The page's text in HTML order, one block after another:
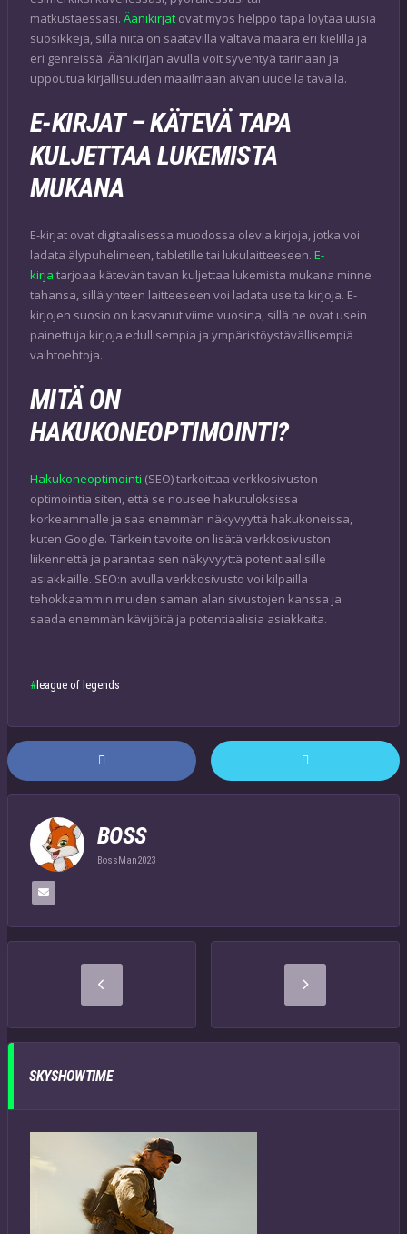
matkustaessasi. Äänikirjat ovat myös helppo tapa löytää uusia
suosikkeja, sillä niitä on saatavilla valtava määrä eri kielillä ja
eri genreissä. Äänikirjan avulla voit syventyä tarinaan ja
uppoutua kirjallisuuden maailmaan aivan uudella tavalla.
E-KIRJAT – KÄTEVÄ TAPA
KULJETTAA LUKEMISTA
MUKANA
E-kirjat ovat digitaalisessa muodossa olevia kirjoja, jotka voi
ladata älypuhelimeen, tabletille tai lukulaitteeseen. E-
kirja tarjoaa kätevän tavan kuljettaa lukemista mukana minne
tahansa, sillä yhteen laitteeseen voi ladata useita kirjoja. E-
kirjojen suosio on kasvanut viime vuosina, sillä ne ovat usein
painettuja kirjoja edullisempia ja ympäristöystävällisempiä
vaihtoehtoja.
MITÄ ON
HAKUKONEOPTIMOINTI?
Hakukoneoptimointi (SEO) tarkoittaa verkkosivuston
optimointia siten, että se nousee hakutuloksissa
korkeammalle ja saa enemmän näkyvyyttä hakukoneissa,
kuten Google. Tärkein tavoite on lisätä verkkosivuston
liikennettä ja parantaa sen näkyvyyttä potentiaalisille
asiakkaille. SEO:n avulla verkkosivusto voi kilpailla
tehokkaammin muiden saman alan sivustojen kanssa ja
saada enemmän kävijöitä ja potentiaalisia asiakkaita.
league of legends
BOSS
BossMan2023
SKYSHOWTIME